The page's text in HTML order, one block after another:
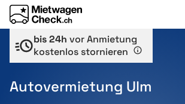
bis 24h vor Anmietung
kostenlos stornieren
Autovermietung Ulm